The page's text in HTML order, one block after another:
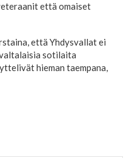
että omaiset
että Yhdysvallat ei
sotilaita
hieman taempana,